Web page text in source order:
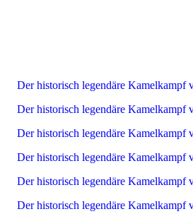
Der historisch legendäre Kamelkampf
Der historisch legendäre Kamelkampf
Der historisch legendäre Kamelkampf
Der historisch legendäre Kamelkampf
Der historisch legendäre Kamelkampf
Der historisch legendäre Kamelkampf